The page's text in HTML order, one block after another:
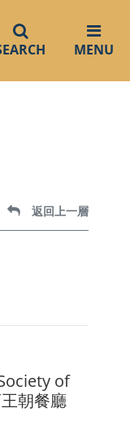
MENU
返回上一層
of
朝餐廳